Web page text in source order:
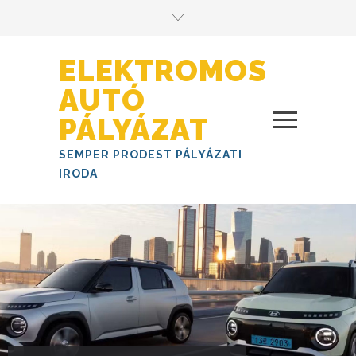
ELEKTROMOS
AUTÓ
PÁLYÁZAT
SEMPER PRODEST PÁLYÁZATI
IRODA